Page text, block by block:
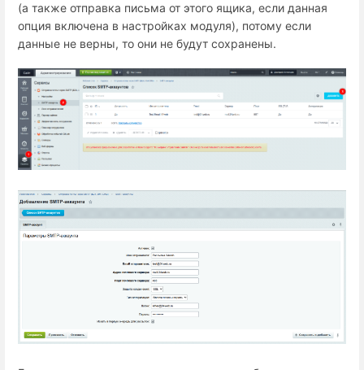
(а также отправка письма от этого ящика, если данная
опция включена в настройках модуля), потому если
данные не верны, то они не будут сохранены.